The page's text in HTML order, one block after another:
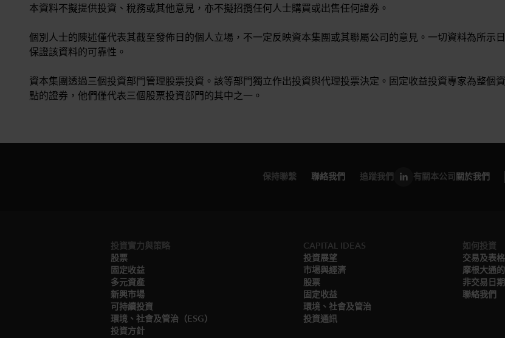
本資料不擬提供投資、稅務或其他意見，亦不擬招攬任何人士購買或出售任何證券。
個別人士的陳述僅代表其截至發佈日的個人立場，不一定反映資本集團或其聯屬公司的意見。一切資料為所示
保證該資料的可靠性。
資本集團透過三個投資部門管理股票投資。該等部門獨立作出投資與代理投票決定。固定收益投資專家為整個
點的證券，他們僅代表三個股票投資部門的其中之一。
保持聯繫 聯絡我們 追蹤我們 有關本公司 關於我們
投資實力與策略
股票
固定收益
多元資產
新興市場
可持續投資
環境、社會及管治（ESG）
投資方針
CAPITAL IDEAS
投資展望
市場與經濟
股票
固定收益
環境、社會及管治
投資通訊
如何投資
交易及表格
摩根大通
非交易日
聯絡我們